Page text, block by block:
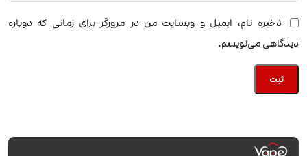
ذخیره نام، ایمیل و وبسایت من در مرورگر برای زمانی که دوباره
دیدگاهی می‌نویسم.